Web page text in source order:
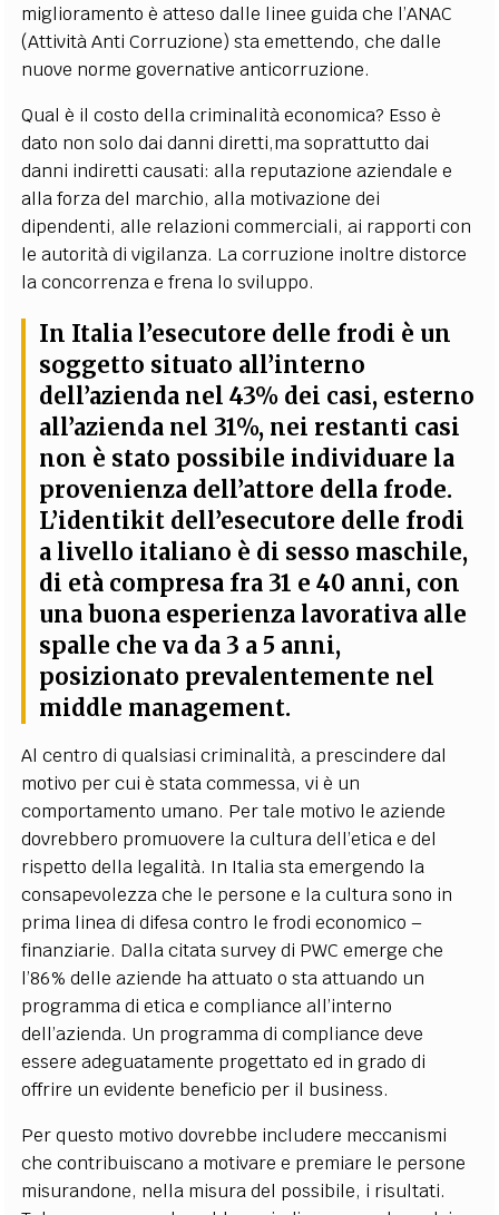
miglioramento è atteso dalle linee guida che l’ANAC
(Attività Anti Corruzione) sta emettendo, che dalle
nuove norme governative anticorruzione.
Qual è il costo della criminalità economica? Esso è
dato non solo dai danni diretti,ma soprattutto dai
danni indiretti causati: alla reputazione aziendale e
alla forza del marchio, alla motivazione dei
dipendenti, alle relazioni commerciali, ai rapporti con
le autorità di vigilanza. La corruzione inoltre distorce
la concorrenza e frena lo sviluppo.
In Italia l’esecutore delle frodi è un
soggetto situato all’interno
dell’azienda nel 43% dei casi, esterno
all’azienda nel 31%, nei restanti casi
non è stato possibile individuare la
provenienza dell’attore della frode.
L’identikit dell’esecutore delle frodi
a livello italiano è di sesso maschile,
di età compresa fra 31 e 40 anni, con
una buona esperienza lavorativa alle
spalle che va da 3 a 5 anni,
posizionato prevalentemente nel
middle management.
Al centro di qualsiasi criminalità, a prescindere dal
motivo per cui è stata commessa, vi è un
comportamento umano. Per tale motivo le aziende
dovrebbero promuovere la cultura dell’etica e del
rispetto della legalità. In Italia sta emergendo la
consapevolezza che le persone e la cultura sono in
prima linea di difesa contro le frodi economico –
finanziarie. Dalla citata survey di PWC emerge che
l’86% delle aziende ha attuato o sta attuando un
programma di etica e compliance all’interno
dell’azienda. Un programma di compliance deve
essere adeguatamente progettato ed in grado di
offrire un evidente beneficio per il business.
Per questo motivo dovrebbe includere meccanismi
che contribuiscano a motivare e premiare le persone
misurandone, nella misura del possibile, i risultati.